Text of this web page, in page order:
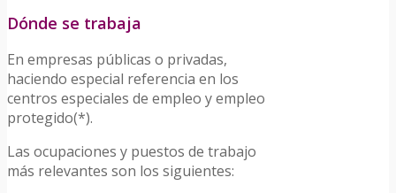
Dónde se trabaja
En empresas públicas o privadas,
haciendo especial referencia en los
centros especiales de empleo y empleo
protegido(*).
Las ocupaciones y puestos de trabajo
más relevantes son los siguientes: